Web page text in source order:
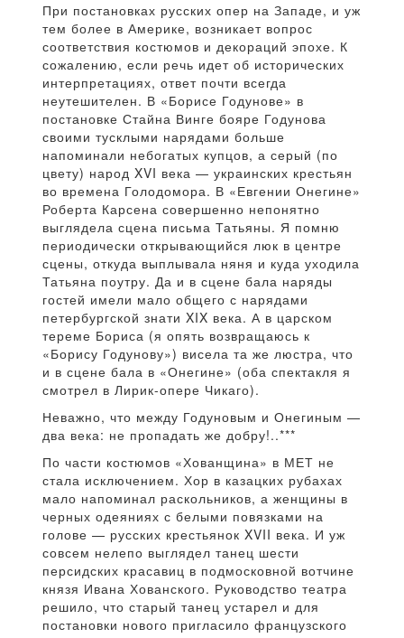
При постановках русских опер на Западе, и уж
тем более в Америке, возникает вопрос
соответствия костюмов и декораций эпохе. К
сожалению, если речь идет об исторических
интерпретациях, ответ почти всегда
неутешителен. В «Борисе Годунове» в
постановке Стайна Винге бояре Годунова
своими тусклыми нарядами больше
напоминали небогатых купцов, а серый (по
цвету) народ XVI века — украинских крестьян
во времена Голодомора. В «Евгении Онегине»
Роберта Карсена совершенно непонятно
выглядела сцена письма Татьяны. Я помню
периодически открывающийся люк в центре
сцены, откуда выплывала няня и куда уходила
Татьяна поутру. Да и в сцене бала наряды
гостей имели мало общего с нарядами
петербургской знати XIX века. А в царском
тереме Бориса (я опять возвращаюсь к
«Борису Годунову») висела та же люстра, что
и в сцене бала в «Онегине» (оба спектакля я
смотрел в Лирик-опере Чикаго).
Неважно, что между Годуновым и Онегиным —
два века: не пропадать же добру!..***
По части костюмов «Хованщина» в МЕТ не
стала исключением. Хор в казацких рубахах
мало напоминал раскольников, а женщины в
черных одеяниях с белыми повязками на
голове — русских крестьянок XVII века. И уж
совсем нелепо выглядел танец шести
персидских красавиц в подмосковной вотчине
князя Ивана Хованского. Руководство театра
решило, что старый танец устарел и для
постановки нового пригласило французского